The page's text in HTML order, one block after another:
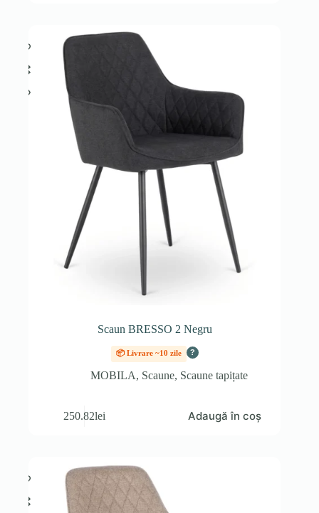
Scaun BRESSO 2 Negru
📦 Livrare ~10 zile ?
MOBILA, Scaune, Scaune tapițate
250.82lei Adaugă în coș